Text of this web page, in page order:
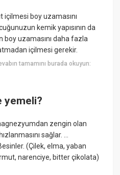
içilmesi boy uzamasını
kemik yapısının da
boy uzamasını daha fazla
içilmesi gerekir.
tamamını burada okuyun:
yemeli?
zengin olan
sağlar. ...
(Çilek, elma, yaban
narenciye, bitter çikolata)